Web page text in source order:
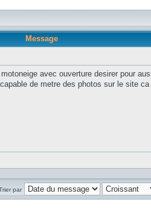
Message
avec ouverture desirer pour
de metre des photos sur le site
par